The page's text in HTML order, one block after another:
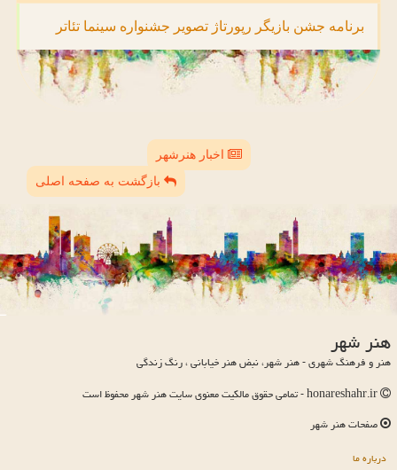
برنامه جشن بازیگر رپورتاژ تصویر جشنواره سینما تئاتر
اخبار هنرشهر
بازگشت به صفحه اصلی
هنر شهر
هنر و فرهنگ شهری - هنر شهر، نبض هنر خیابانی ، رنگ زندگی
صفحات هنر شهر
درباره ما